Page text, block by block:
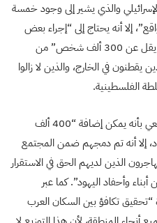
والذي يشير إلى وجود خمسة
إلا أنه يحتاج إلى “إجراء بعض
التصحيحات”. فلا بد من حذف “ما لا يقل عن 300 ألف شخص” من
يقطنون في الخارج، والذين لا زالوا
الفلسطينية.
أما فيما يتعلق باليهود، فقد أفاد الجامعي بأنه يمكن إضافة “400 ألف
إلا أنه تم دمجهم ضمن المجتمع
الذين لديهم الحق في الاستقرار
وأحفاد اليهود”. كما عبر
“تحقيق تكافؤ بين السكان العرب